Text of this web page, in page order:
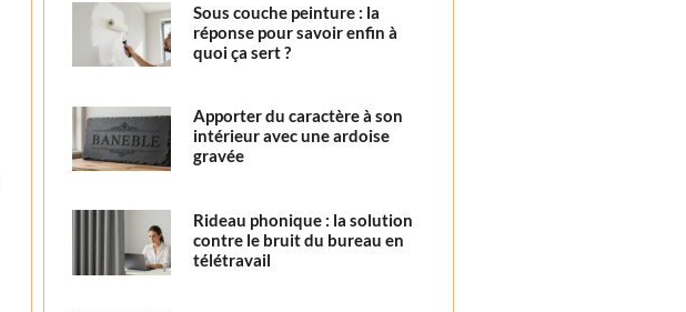
Sous couche peinture : la
réponse pour savoir enfin à
quoi ça sert ?
Apporter du caractère à son
intérieur avec une ardoise
gravée
Rideau phonique : la solution
contre le bruit du bureau en
télétravail